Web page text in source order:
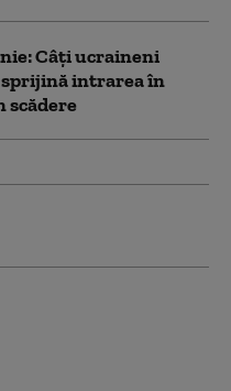
Câți ucraineni
sprijină intrarea în
scădere